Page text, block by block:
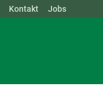
Kontakt Jobs